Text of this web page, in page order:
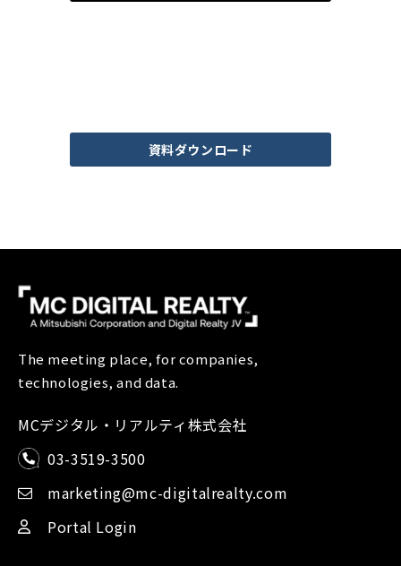
資料ダウンロード
The meeting place, for companies,
technologies, and data.
MCデジタル・リアルティ株式会社
03-3519-3500
marketing@mc-digitalrealty.com
Portal Login